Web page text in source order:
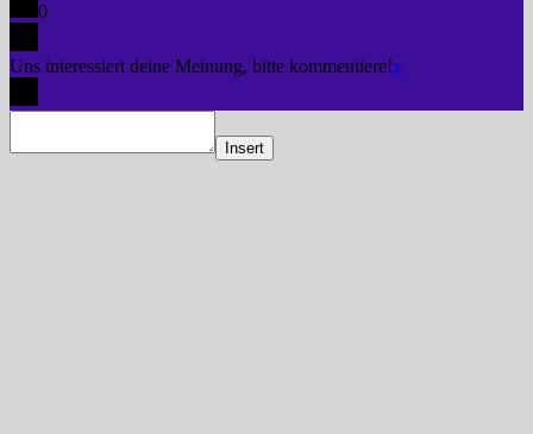
0
Uns interessiert deine Meinung, bitte kommentiere!x
Insert